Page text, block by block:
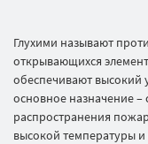
Глухими называют
открывающихся
обеспечивают высокий
основное назначение –
распространения
высокой температуры и